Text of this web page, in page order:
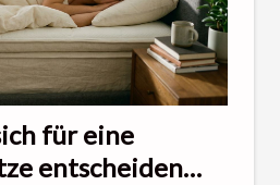
für eine
entscheiden